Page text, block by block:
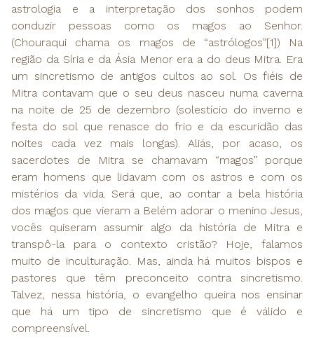
astrologia e a interpretação dos sonhos podem
conduzir pessoas como os magos ao Senhor.
(Chouraqui chama os magos de “astrólogos”[1]) Na
região da Síria e da Ásia Menor era a do deus Mitra. Era
um sincretismo de antigos cultos ao sol. Os fiéis de
Mitra contavam que o seu deus nasceu numa caverna
na noite de 25 de dezembro (solestício do inverno e
festa do sol que renasce do frio e da escuridão das
noites cada vez mais longas). Aliás, por acaso, os
sacerdotes de Mitra se chamavam “magos” porque
eram homens que lidavam com os astros e com os
mistérios da vida. Será que, ao contar a bela história
dos magos que vieram a Belém adorar o menino Jesus,
vocês quiseram assumir algo da história de Mitra e
transpô-la para o contexto cristão? Hoje, falamos
muito de inculturação. Mas, ainda há muitos bispos e
pastores que têm preconceito contra sincretismo.
Talvez, nessa história, o evangelho queira nos ensinar
que há um tipo de sincretismo que é válido e
compreensível.